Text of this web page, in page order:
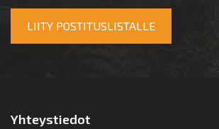
LIITY POSTITUSLISTALLE
Yhteystiedot